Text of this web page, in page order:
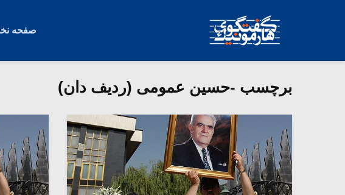
صفحه
برچسب -حسین عمومی (ردیف دان)